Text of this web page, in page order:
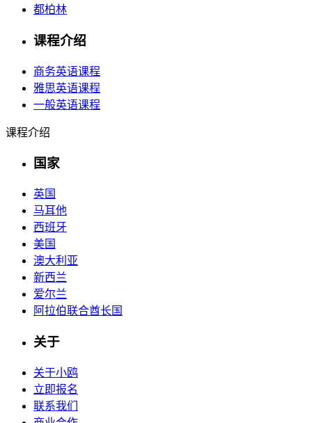
都柏林
课程介绍
商务英语课程
雅思英语课程
一般英语课程
课程介绍
国家
英国
马耳他
西班牙
美国
澳大利亚
新西兰
爱尔兰
阿拉伯联合酋长国
关于
关于小鸥
立即报名
联系我们